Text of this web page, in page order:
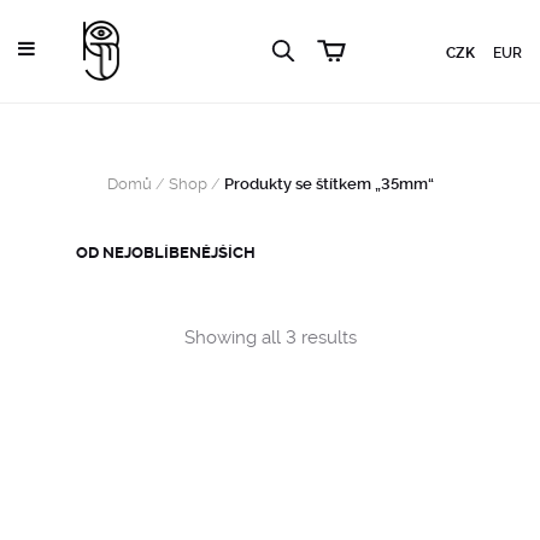
CZK EUR
Domů / Shop / Produkty se štítkem „35mm“
Showing all 3 resultsSorted